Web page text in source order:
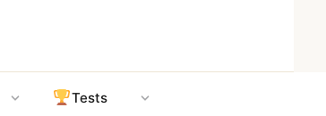
Tests